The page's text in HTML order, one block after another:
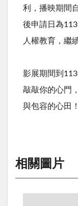
利，播映期間
後申請日為113
人權教育，繼
影展期間到 113
敲敲你的心門
與包容的心田！
相關圖片